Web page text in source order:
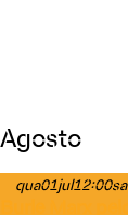
Agosto
qua01jul12:00